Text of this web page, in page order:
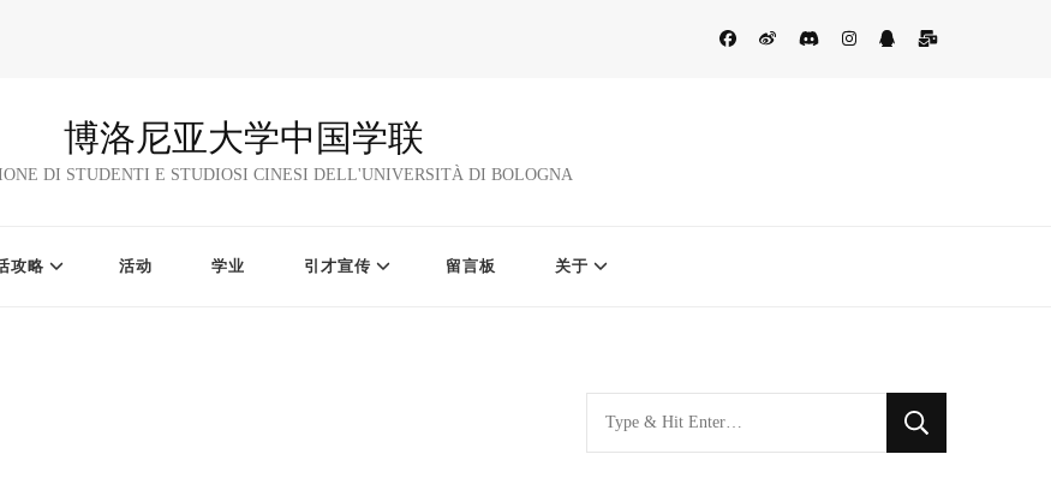
博洛尼亚大学中国学联
DI STUDENTI E STUDIOSI CINESI DELL'UNIVERSITÀ DI BOLOGNA
攻略 活动 学业 引才宣传 留言板 关于
找
什